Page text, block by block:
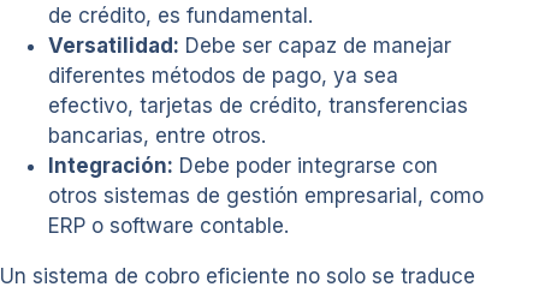
de crédito, es fundamental.
Versatilidad: Debe ser capaz de manejar
diferentes métodos de pago, ya sea
efectivo, tarjetas de crédito, transferencias
bancarias, entre otros.
Integración: Debe poder integrarse con
otros sistemas de gestión empresarial, como
ERP o software contable.
Un sistema de cobro eficiente no solo se traduce